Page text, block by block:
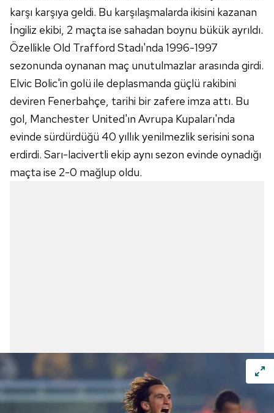
karşı karşıya geldi. Bu karşılaşmalarda ikisini kazanan
İngiliz ekibi, 2 maçta ise sahadan boynu bükük ayrıldı.
Özellikle Old Trafford Stadı'nda 1996-1997
sezonunda oynanan maç unutulmazlar arasında girdi.
Elvic Bolic'in golü ile deplasmanda güçlü rakibini
deviren Fenerbahçe, tarihi bir zafere imza attı. Bu
gol, Manchester United'ın Avrupa Kupaları'nda
evinde sürdürdüğü 40 yıllık yenilmezlik serisini sona
erdirdi. Sarı-lacivertli ekip aynı sezon evinde oynadığı
maçta ise 2-0 mağlup oldu.